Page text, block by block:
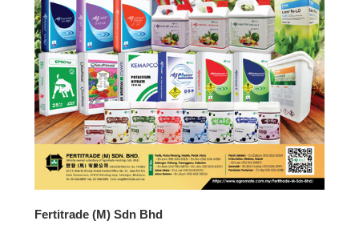
Fertitrade (M) Sdn Bhd